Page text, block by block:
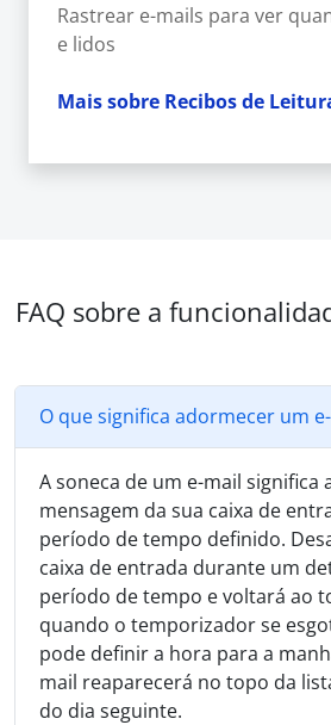
Rastrear e-mails para ver
e lidos
Mais sobre Recibos de
FAQ sobre a
O que significa adormecer um
A soneca de um e-mail significa
mensagem da sua caixa de
período de tempo definido.
caixa de entrada durante um
período de tempo e voltará ao
quando o temporizador se
pode definir a hora para a
mail reaparecerá no topo da
do dia seguinte.